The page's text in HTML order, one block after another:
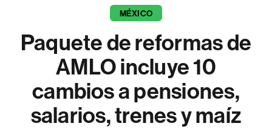
MÉXICO
Paquete de reformas de
AMLO incluye 10
cambios a pensiones,
salarios, trenes y maíz